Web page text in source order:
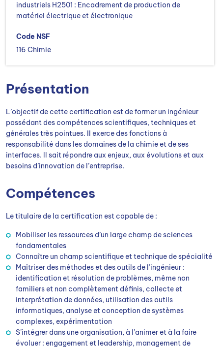
Présentation
L’objectif de cette certification est de former un ingénieur
possédant des compétences scientifiques, techniques et
générales très pointues. Il exerce des fonctions à
responsabilité dans les domaines de la chimie et de ses
interfaces. Il sait répondre aux enjeux, aux évolutions et aux
besoins d’innovation de l’entreprise.
Compétences
Le titulaire de la certification est capable de :
Mobiliser les ressources d’un large champ de sciences
fondamentales
Connaître un champ scientifique et technique de spécialité
Maîtriser des méthodes et des outils de l’ingénieur :
identification et résolution de problèmes, même non
familiers et non complètement définis, collecte et
interprétation de données, utilisation des outils
informatiques, analyse et conception de systèmes
complexes, expérimentation
S’intégrer dans une organisation, à l’animer et à la faire
évoluer : engagement et leadership, management de
industriels H2501 : Encadrement de production de
matériel électrique et électronique
Code NSF
116 Chimie